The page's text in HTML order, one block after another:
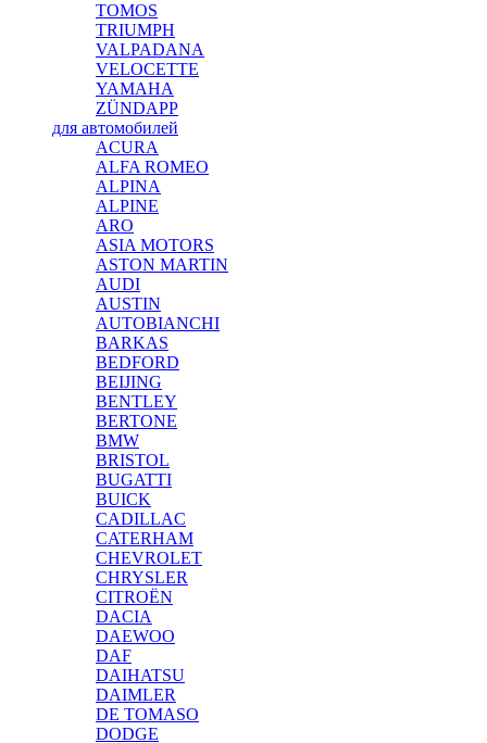
TOMOS
TRIUMPH
VALPADANA
VELOCETTE
YAMAHA
ZÜNDAPP
для автомобилей
ACURA
ALFA ROMEO
ALPINA
ALPINE
ARO
ASIA MOTORS
ASTON MARTIN
AUDI
AUSTIN
AUTOBIANCHI
BARKAS
BEDFORD
BEIJING
BENTLEY
BERTONE
BMW
BRISTOL
BUGATTI
BUICK
CADILLAC
CATERHAM
CHEVROLET
CHRYSLER
CITROËN
DACIA
DAEWOO
DAF
DAIHATSU
DAIMLER
DE TOMASO
DODGE